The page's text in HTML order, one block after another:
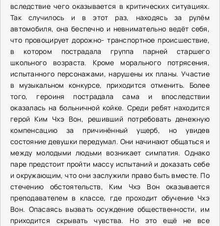
вследствие чего оказывается в критических ситуациях.
Так случилось и в этот раз, находясь за рулём
автомобиля, она беспечно и невнимательно ведёт себя,
что провоцирует дорожно- транспортное происшествие,
в котором пострадала группа парней старшего
школьного возраста. Кроме морального потрясения,
испытанного персонажами, нарушены их планы. Участие
в музыкальном конкурсе, приходится отменить. Более
того, героиня пострадала сама и впоследствии
оказалась на больничной койке. Среди ребят находится
герой Ким Чхэ Вон, решивший потребовать денежную
компенсацию за причинённый ущерб, но увидев
состояние девушки передумал. Они начинают общаться и
между молодыми людьми возникает симпатия. Однако
паре предстоит пройти массу испытаний и доказать себе
и окружающим, что они заслужили право быть вместе. По
стечению обстоятельств, Ким Чхэ Вон оказывается
преподавателем в классе, где проходит обучение Чхэ
Вон. Опасаясь вызвать осуждение общественности, им
приходится скрывать чувства. Но это ещё не все